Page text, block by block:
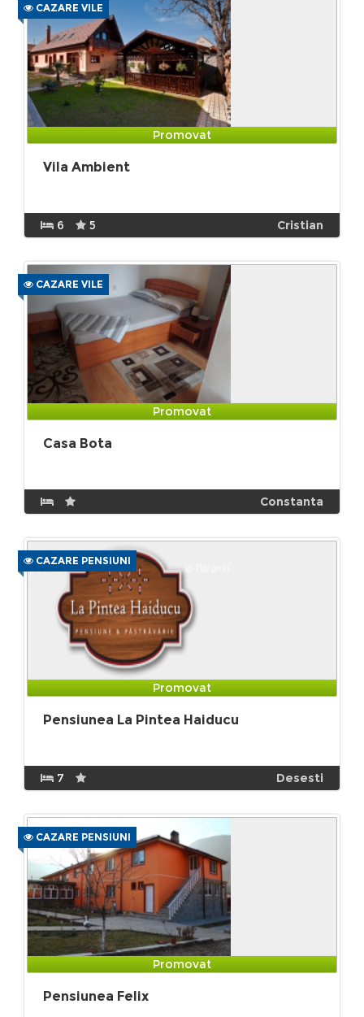
CAZARE VILE
Promovat
Vila Ambient
6 5 Cristian
CAZARE VILE
Promovat
Casa Bota
Constanta
CAZARE PENSIUNI
Promovat
Pensiunea La Pintea Haiducu
7 Desesti
CAZARE PENSIUNI
Promovat
Pensiunea Felix